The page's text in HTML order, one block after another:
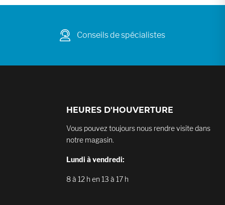
Conseils de spécialistes
HEURES D'HOUVERTURE
Vous pouvez toujours nous rendre visite dans
notre magasin.
Lundi à vendredi:
8 à 12 h en 13 à 17 h